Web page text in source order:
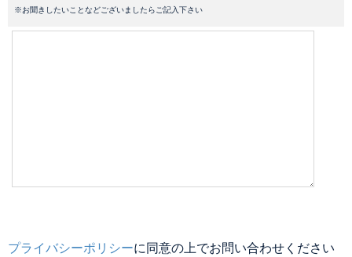
※お聞きしたいことなどございましたらご記入下さい
プライバシーポリシーに同意の上でお問い合わせください